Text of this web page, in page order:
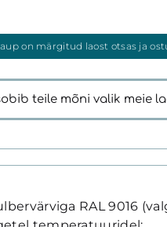
on märgitud laost otsas ja
teile mõni valik meie
RAL 9016